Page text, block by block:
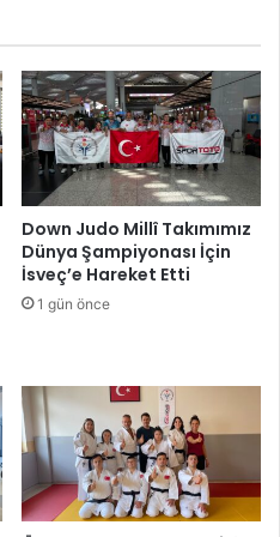
Down Judo Millî Takımımız
Dünya Şampiyonası İçin
İsveç’e Hareket Etti
1 gün önce